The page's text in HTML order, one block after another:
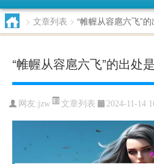
> 文章列表 > “帷幄从容扈六飞”
“帷幄从容扈六飞”的出处
网友:jzw 文章列表 2024-11-14